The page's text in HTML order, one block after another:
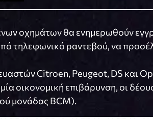
οχημάτων θα ενημερωθούν
τηλεφωνικό ραντεβού, να
Citroen, Peugeot, DS και
οικονομική επιβάρυνση, οι
μονάδας BCM).